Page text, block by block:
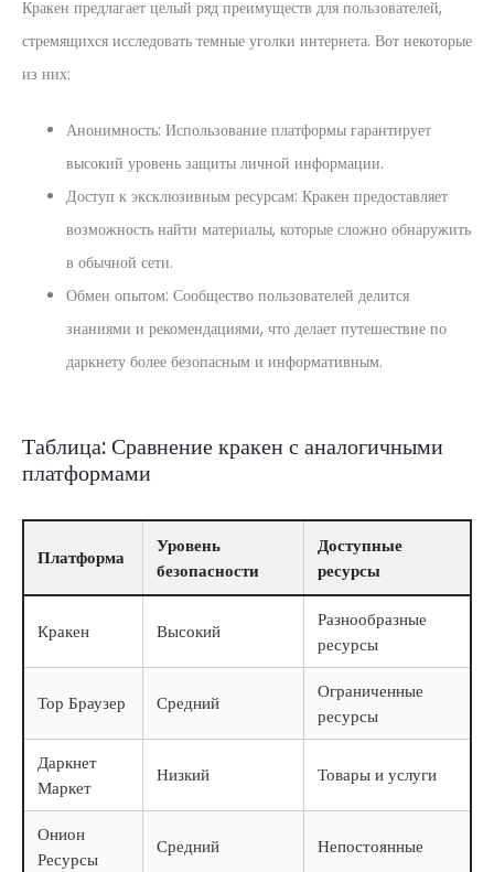
Кракен предлагает целый ряд преимуществ для пользователей,
стремящихся исследовать темные уголки интернета. Вот некоторые
из них:
Анонимность: Использование платформы гарантирует
высокий уровень защиты личной информации.
Доступ к эксклюзивным ресурсам: Кракен предоставляет
возможность найти материалы, которые сложно обнаружить
в обычной сети.
Обмен опытом: Сообщество пользователей делится
знаниями и рекомендациями, что делает путешествие по
даркнету более безопасным и информативным.
Таблица: Сравнение кракен с аналогичными
платформами
Платформа
Уровень
безопасности
Доступные
ресурсы
Кракен Высокий
Разнообразные
ресурсы
Тор Браузер Средний
Ограниченные
ресурсы
Даркнет
Маркет
Низкий Товары и услуги
Онион
Ресурсы
Средний Непостоянные